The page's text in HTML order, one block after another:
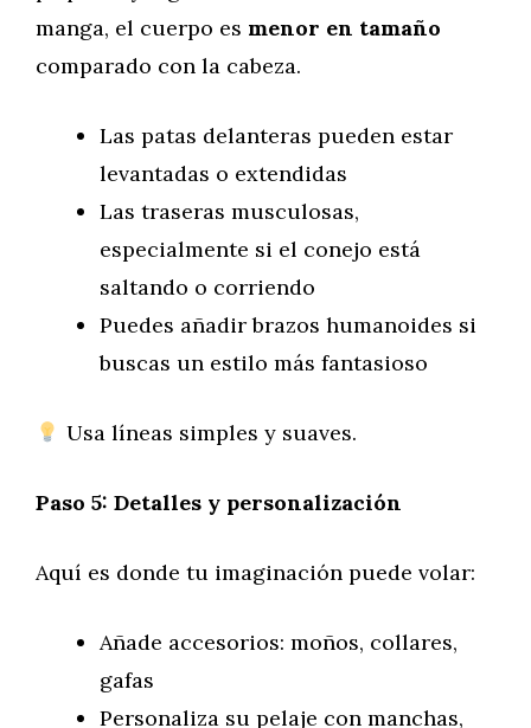
manga, el cuerpo es menor en tamaño
comparado con la cabeza.
Las patas delanteras pueden estar
levantadas o extendidas
Las traseras musculosas,
especialmente si el conejo está
saltando o corriendo
Puedes añadir brazos humanoides si
buscas un estilo más fantasioso
Usa líneas simples y suaves.
Paso 5: Detalles y personalización
Aquí es donde tu imaginación puede volar:
Añade accesorios: moños, collares,
gafas
Personaliza su pelaje con manchas,